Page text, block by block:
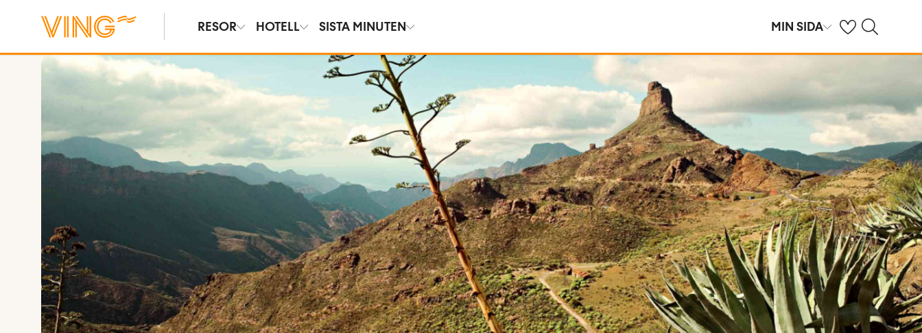
RESOR HOTELL SISTA MINUTEN MIN SIDA Se dina sparade
Sök på ving.se